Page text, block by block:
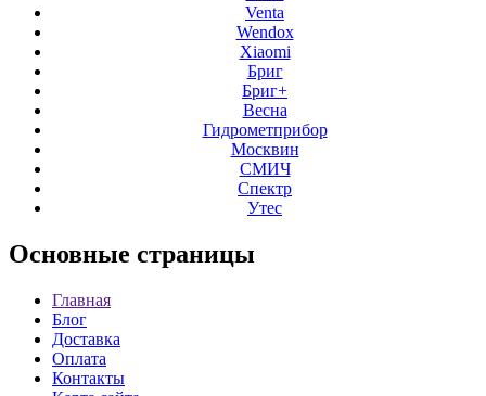
Venta
Wendox
Xiaomi
Бриг
Бриг+
Весна
Гидрометприбор
Москвин
СМИЧ
Спектр
Утес
Основные страницы
Главная
Блог
Доставка
Оплата
Контакты